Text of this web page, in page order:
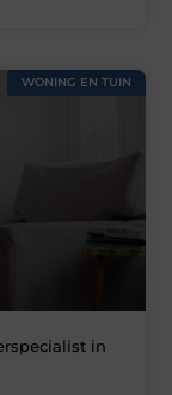
WONING EN TUIN
in